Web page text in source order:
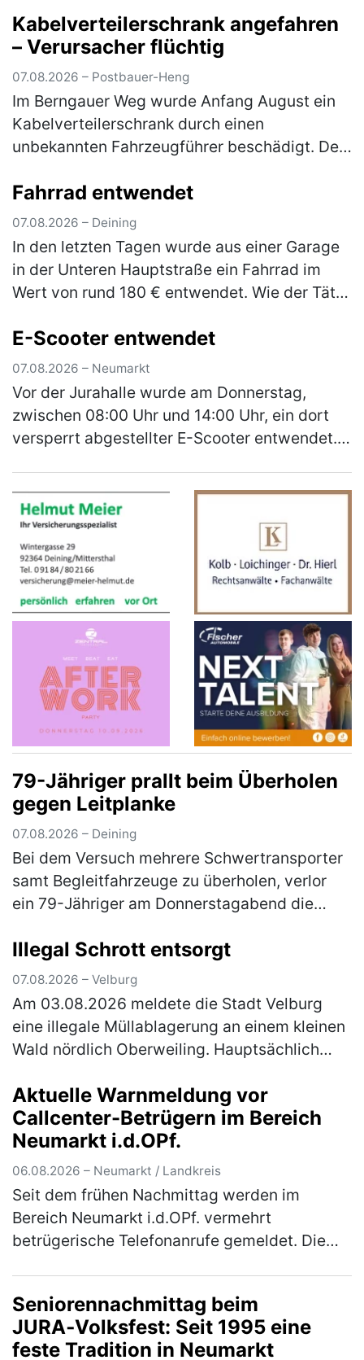
Straß…(mehr)
Kabelverteilerschrank angefahren
– Verursacher flüchtig
07.08.2026 – Postbauer-Heng
Im Berngauer Weg wurde Anfang August ein
Kabelverteilerschrank durch einen
unbekannten Fahrzeugführer beschädigt. Der
von der Unfallstelle, ohne sich um den …
(mehr)
Fahrrad entwendet
07.08.2026 – Deining
In den letzten Tagen wurde aus einer Garage
in der Unteren Hauptstraße ein Fahrrad im
Wert von rund 180 € entwendet. Wie der Täter
Gegenstand der laufenden E…
E-Scooter entwendet
07.08.2026 – Neumarkt
Vor der Jurahalle wurde am Donnerstag,
zwischen 08:00 Uhr und 14:00 Uhr, ein dort
versperrt abgestellter E-Scooter entwendet.
79-Jähriger prallt beim Überholen
gegen Leitplanke
07.08.2026 – Deining
Bei dem Versuch mehrere Schwertransporter
samt Begleitfahrzeuge zu überholen, verlor
ein 79-Jähriger am Donnerstagabend die
der Staatsstraße 2660 von Neumar…
Illegal Schrott entsorgt
07.08.2026 – Velburg
Am 03.08.2026 meldete die Stadt Velburg
eine illegale Müllablagerung an einem kleinen
Wald nördlich Oberweiling. Hauptsächlich
Kinderwägen und ausgeschlac…(mehr)
Aktuelle Warnmeldung vor
Callcenter-Betrügern im Bereich
Neumarkt i.d.OPf.
06.08.2026 – Neumarkt / Landkreis
Seit dem frühen Nachmittag werden im
Bereich Neumarkt i.d.OPf. vermehrt
betrügerische Telefonanrufe gemeldet. Die
Bereich Neum…(mehr)
Seniorennachmittag beim
JURA‑Volksfest: Seit 1995 eine
feste Tradition in Neumarkt